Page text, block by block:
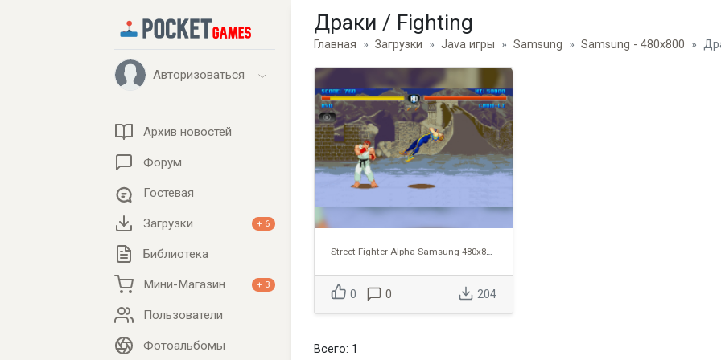
Авторизоваться
Архив новостей
Форум
Гостевая
Загрузки + 6
Библиотека
Мини-Магазин + 3
Пользователи
Фотоальбомы
Драки / Fighting
Главная Загрузки Java игры Samsung Samsung - 480х800
Street Fighter Alpha Samsung 480x800 TS
0 0 204
Всего: 1